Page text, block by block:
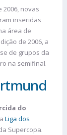
2006, novas
inseridas
área de
de 2006, a
de grupos da
na semifinal.
do
Liga dos
Supercopa.